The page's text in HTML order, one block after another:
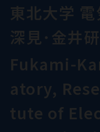
東北大学
深見･金井
Fukami-
atory,
tute of